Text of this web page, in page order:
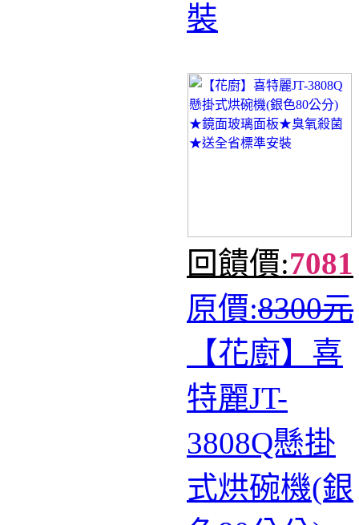
裝
回饋價:7081
原價:8300元
【花廚】喜
特麗JT-
3808Q懸掛
式烘碗機(銀